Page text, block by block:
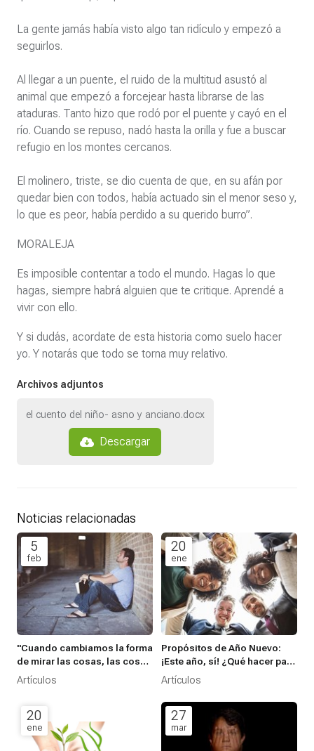
La gente jamás había visto algo tan ridículo y empezó a
seguirlos.
Al llegar a un puente, el ruido de la multitud asustó al
animal que empezó a forcejear hasta librarse de las
ataduras. Tanto hizo que rodó por el puente y cayó en el
río. Cuando se repuso, nadó hasta la orilla y fue a buscar
refugio en los montes cercanos.
El molinero, triste, se dio cuenta de que, en su afán por
quedar bien con todos, había actuado sin el menor seso y,
lo que es peor, había perdido a su querido burro”.
MORALEJA
Es imposible contentar a todo el mundo. Hagas lo que
hagas, siempre habrá alguien que te critique. Aprendé a
vivir con ello.
Y si dudás, acordate de esta historia como suelo hacer
yo. Y notarás que todo se torna muy relativo.
Archivos adjuntos
el cuento del niño- asno y anciano.docx
Descargar
Noticias relacionadas
5
feb
"Cuando cambiamos la forma
de mirar las cosas, las cosas
que miramos cambian” –
Artículos
20
ene
Propósitos de Año Nuevo:
¡Este año, sí! ¿Qué hacer para
que, a diferencia de lo que
propósitos de Año Nuevo?
Artículos
20
ene
27
mar